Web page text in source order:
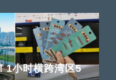
1小时横跨湾区5